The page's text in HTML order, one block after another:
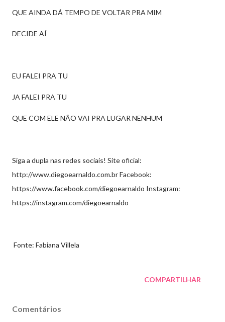
QUE AINDA DÁ TEMPO DE VOLTAR PRA MIM
DECIDE AÍ
EU FALEI PRA TU
JA FALEI PRA TU
QUE COM ELE NÃO VAI PRA LUGAR NENHUM
Siga a dupla nas redes sociais! Site oficial:
http://www.diegoearnaldo.com.br Facebook:
https://www.facebook.com/diegoearnaldo Instagram:
https://instagram.com/diegoearnaldo
Fonte: Fabiana Villela
COMPARTILHAR
Comentários